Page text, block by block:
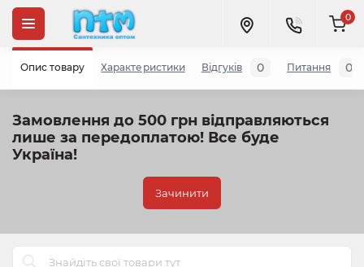
Замовлення до 500 грн відправляються
лише за передоплатою! Все буде
Україна!
Зачинити
0
Опис товару Характеристики Відгуків 0 Питання 0